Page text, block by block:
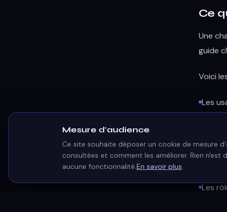
Ce
Une
guide
Voici
Les
Les
Les
Mesure d'audience
Ce site souhaite déposer un cookie de mesure
consultées et comment les améliorer. Rien n'est
aucune fonctionnalité.En savoir plus.